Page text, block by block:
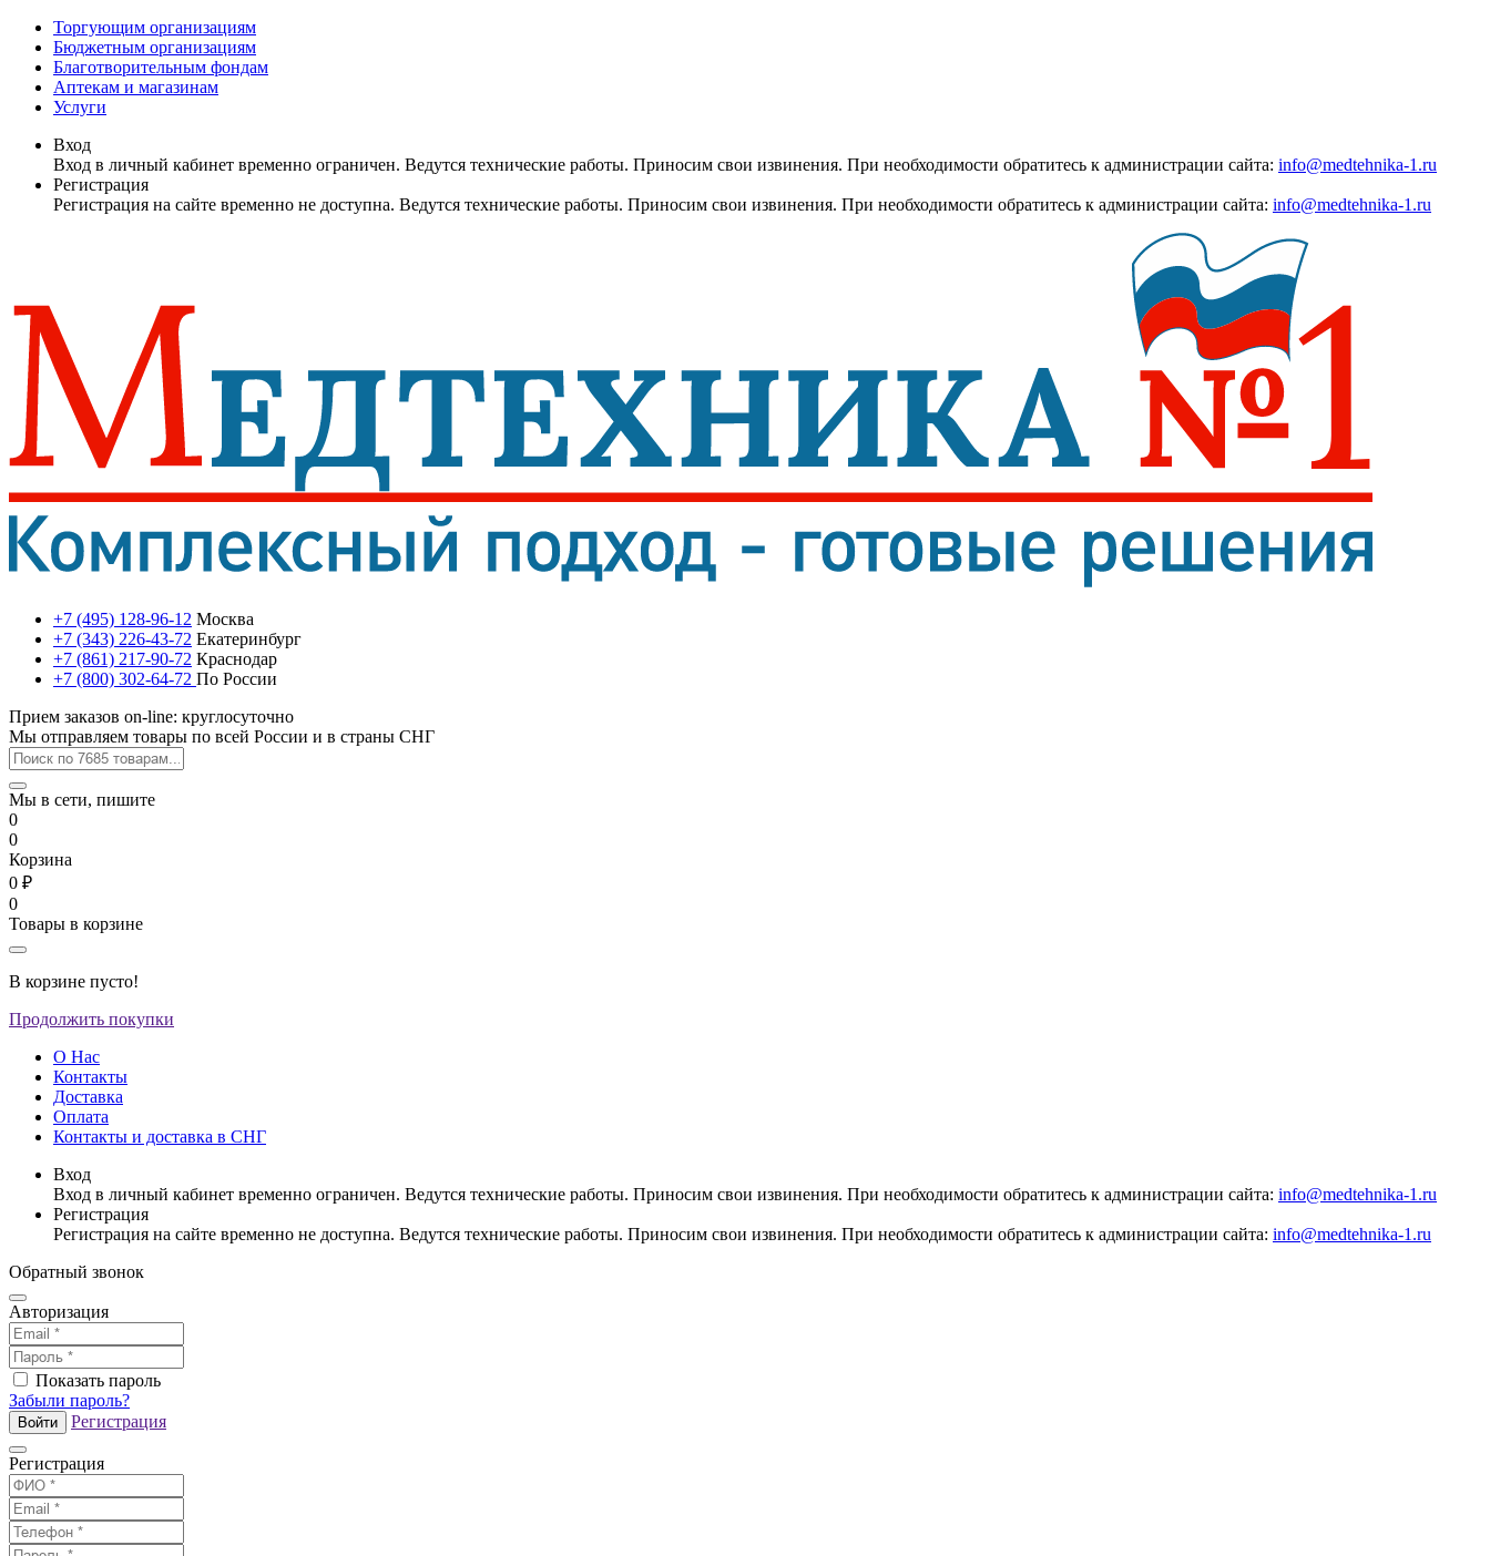
Торгующим организациям
Бюджетным организациям
Благотворительным фондам
Аптекам и магазинам
Услуги
Вход
Вход в личный кабинет временно ограничен. Ведутся технические работы. Приносим свои извинения. При необходимости обратитесь к администрации сайта: info@medtehnika-1.ru
Регистрация
Регистрация на сайте временно не доступна. Ведутся технические работы. Приносим свои извинения. При необходимости обратитесь к администрации сайта: info@medtehnika-1.ru
+7 (495) 128-96-12 Москва
+7 (343) 226-43-72 Екатеринбург
+7 (861) 217-90-72 Краснодар
+7 (800) 302-64-72 По России
Прием заказов on-line: круглосуточно
Мы отправляем товары по всей России и в страны СНГ
Мы в сети, пишите
0
0
Корзина
0 ₽
0
Товары в корзине
В корзине пусто!
Продолжить покупки
О Нас
Контакты
Доставка
Оплата
Контакты и доставка в СНГ
Вход
Вход в личный кабинет временно ограничен. Ведутся технические работы. Приносим свои извинения. При необходимости обратитесь к администрации сайта: info@medtehnika-1.ru
Регистрация
Регистрация на сайте временно не доступна. Ведутся технические работы. Приносим свои извинения. При необходимости обратитесь к администрации сайта: info@medtehnika-1.ru
Обратный звонок
Авторизация
Показать пароль
Забыли пароль?
Войти Регистрация
Регистрация